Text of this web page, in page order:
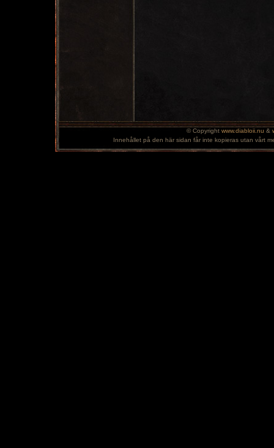
© Copyright www.diabloii.nu &
Innehållet på den här sidan får inte kopieras utan vårt